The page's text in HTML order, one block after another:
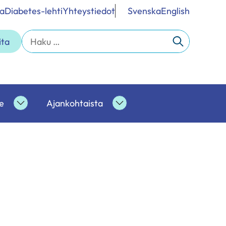
Diabetes-lehtiYhteystiedot SvenskaEnglish
Haku:
Ammattilaisille
alasivut
Ajankohtaista
Ajankohtaista
alasivut